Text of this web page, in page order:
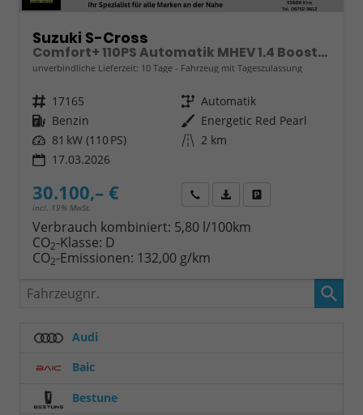
Suzuki S-Cross
Comfort+ 110PS Automatik MHEV 1.4 Boosterjet Teilleder Navi Klimaautomatik Sitzheizung ACC PDC v+h 4x Kamera Suzuki-Radio Apple CarPlay Android Auto Touchscreen 2xKeyless 17-LM
unverbindliche Lieferzeit: 10 Tage Fahrzeug mit Tageszulassung
Fahrzeugnr. 17165 Getriebe Automatik
Kraftstoff Benzin Außenfarbe Energetic Red Pearl
Leistung 81 kW (110 PS) Kilometerstand 2 km
17.03.2026
30.100,– €
incl. 19% MwSt.
Wir rufen Sie anFahrzeugexposé (PDF)
Verbrauch kombiniert: 5,80 l/100km
CO2-Klasse: D
CO2-Emissionen: 132,00 g/km
Fahrzeugnr.
Audi
Baic
Bestune